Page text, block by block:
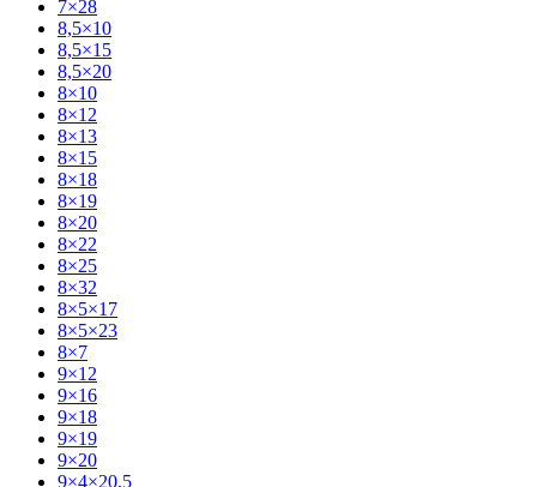
7×28
8,5×10
8,5×15
8,5×20
8×10
8×12
8×13
8×15
8×18
8×19
8×20
8×22
8×25
8×32
8×5×17
8×5×23
8×7
9×12
9×16
9×18
9×19
9×20
9×4×20,5